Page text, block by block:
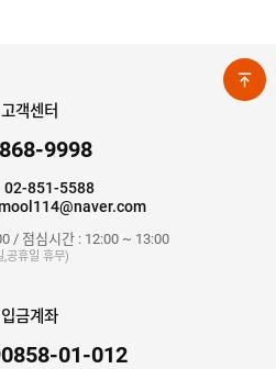
고객센터
9998
02-851-5588
/ 점심시간 : 12:00 ~ 13:00
,공휴일 휴무)
입금계좌
01-012